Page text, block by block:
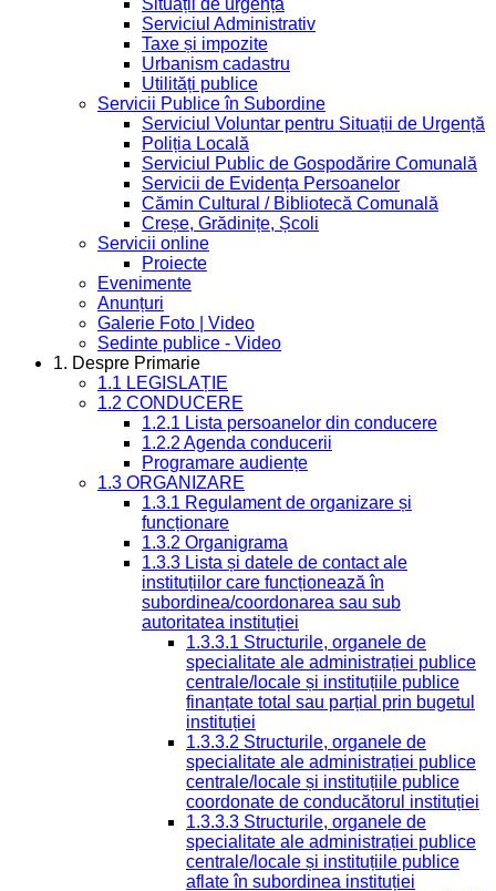
Situații de urgență
Serviciul Administrativ
Taxe și impozite
Urbanism cadastru
Utilități publice
Servicii Publice în Subordine
Serviciul Voluntar pentru Situații de Urgență
Poliția Locală
Serviciul Public de Gospodărire Comunală
Servicii de Evidența Persoanelor
Cămin Cultural / Bibliotecă Comunală
Creșe, Grădinițe, Școli
Servicii online
Proiecte
Evenimente
Anunțuri
Galerie Foto | Video
Sedinte publice - Video
1. Despre Primarie
1.1 LEGISLAȚIE
1.2 CONDUCERE
1.2.1 Lista persoanelor din conducere
1.2.2 Agenda conducerii
Programare audiențe
1.3 ORGANIZARE
1.3.1 Regulament de organizare și
funcționare
1.3.2 Organigrama
1.3.3 Lista și datele de contact ale
instituțiilor care funcționează în
subordinea/coordonarea sau sub
autoritatea instituției
1.3.3.1 Structurile, organele de
specialitate ale administrației publice
centrale/locale și instituțiile publice
finanțate total sau parțial prin bugetul
instituției
1.3.3.2 Structurile, organele de
specialitate ale administrației publice
centrale/locale și instituțiile publice
coordonate de conducătorul instituției
1.3.3.3 Structurile, organele de
specialitate ale administrației publice
centrale/locale și instituțiile publice
aflate în subordinea instituției